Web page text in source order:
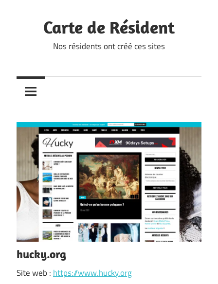
Carte de Résident
Nos résidents ont créé ces sites
hucky.org
Site web : https://www.hucky.org